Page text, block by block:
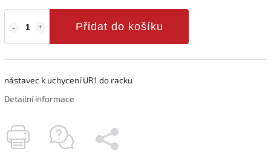
Přidat do košíku
nástavec k uchycení UR1 do racku
Detailní informace